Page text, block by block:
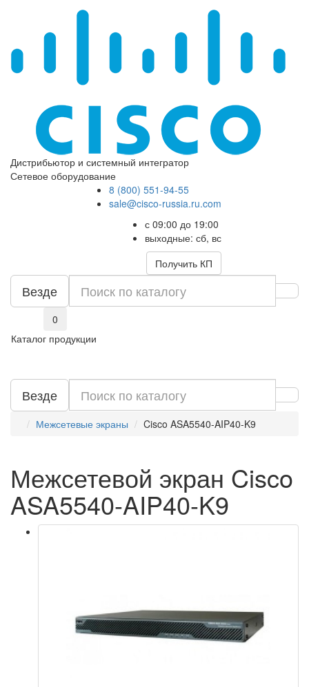
Дистрибьютор и системный интегратор
Сетевое оборудование
8 (800) 551-94-55
sale@cisco-russia.ru.com
с 09:00 до 19:00
выходные: сб, вс
Получить КП
Везде
0
Каталог продукции
Везде
Межсетевые экраны Cisco ASA5540-AIP40-K9
Межсетевой экран Cisco
ASA5540-AIP40-K9